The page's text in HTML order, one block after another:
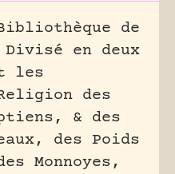
de
en deux
les
des
& des
des Poids
Monnoyes,